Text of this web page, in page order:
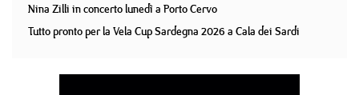
Nina Zilli in concerto lunedì a Porto Cervo
Tutto pronto per la Vela Cup Sardegna 2026 a Cala dei Sardi